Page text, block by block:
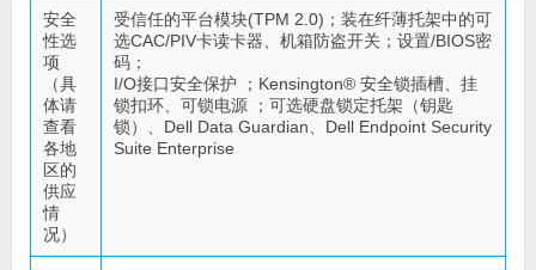
安全
性选
项
（具
体请
查看
各地
区的
供应
情
况）
受信任的平台模块(TPM 2.0)；装在纤薄托架中的可
选CAC/PIV卡读卡器、机箱防盗开关；设置/BIOS密
码；
I/O接口安全保护 ；Kensington® 安全锁插槽、挂
锁扣环、可锁电源 ；可选硬盘锁定托架（钥匙
锁）、Dell Data Guardian、Dell Endpoint Security
Suite Enterprise